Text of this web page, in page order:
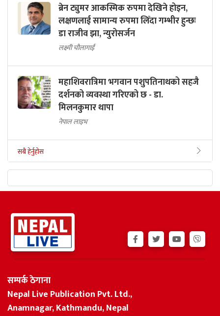
ब्रेन ट्युमर आकस्मिक रुपमा देखिने होइन,
लक्षणलाई सामान्य रुपमा लिँदा गम्भीर हुन्छः
डा राजीव झा, न्युरोसर्जन
लक्ष्मी चौलागाईं
महाशिवरात्रिमा भगवान पशुपतिनाथको सहजै
दर्शनको व्यवस्था गरिएको छ - डा.
मिलनकुमार थापा
नेपाल लाइभ
सबै हेर्नुहोस
सम्पर्क ठेगाना
Nepal Live Publication Pvt. Ltd.,
Anamnagar, Kathmandu, Nepal